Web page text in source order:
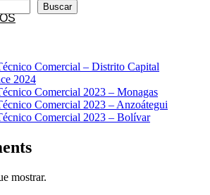
Buscar
Comercial – Distrito Capital
2024
Comercial 2023 – Monagas
Comercial 2023 – Anzoátegui
Comercial 2023 – Bolívar
mostrar.